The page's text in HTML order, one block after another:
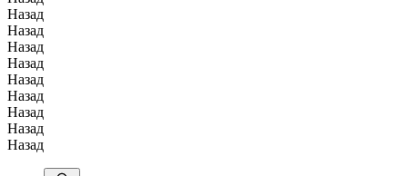
Назад
Назад
Назад
Назад
Назад
Назад
Назад
Назад
Назад